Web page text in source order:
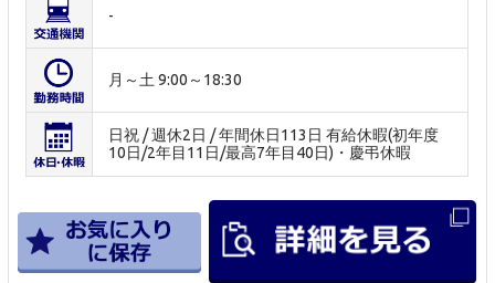
-
月～土 9:00～18:30
日祝 / 週休2日 / 年間休日113日 有給休暇(初年度
10日/2年目11日/最高7年目40日)・慶弔休暇